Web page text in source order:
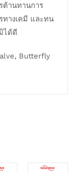
ต้านทานการ
ทางเคมี และทน
ได้ดี
Butterfly